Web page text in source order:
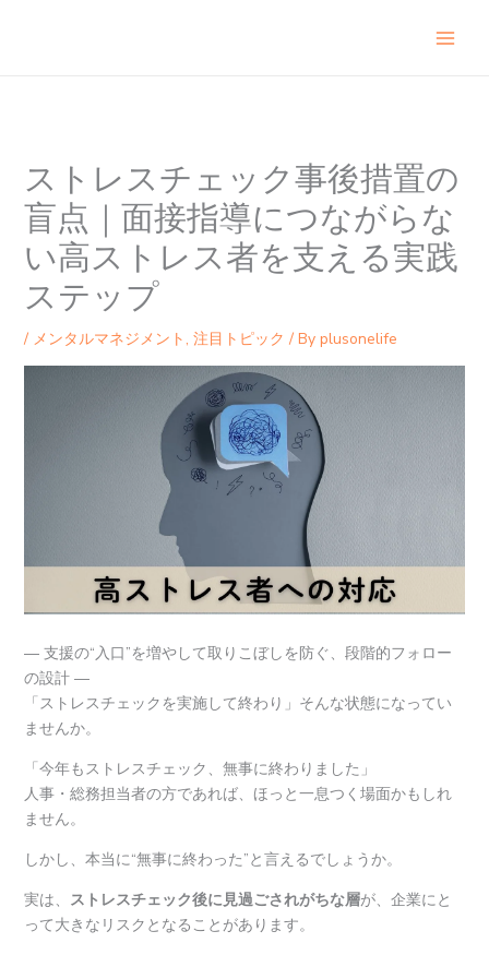
ストレスチェック事後措置の
盲点｜面接指導につながらな
い高ストレス者を支える実践
ステップ
/ メンタルマネジメント, 注目トピック / By plusonelife
― 支援の“入口”を増やして取りこぼしを防ぐ、段階的フォロー
の設計 ―
「ストレスチェックを実施して終わり」そんな状態になってい
ませんか。
「今年もストレスチェック、無事に終わりました」
人事・総務担当者の方であれば、ほっと一息つく場面かもしれ
ません。
しかし、本当に“無事に終わった”と言えるでしょうか。
実は、 ストレスチェック後に見過ごされがちな層が、企業にと
って大きなリスクとなることがあります。